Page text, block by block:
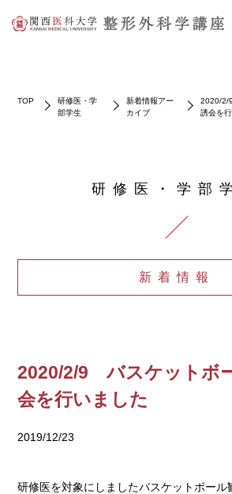
TOP
研修医・学
部学生
新着情報アー
カイブ
2020/2/
誘会を
研修医・学部
新着情報
2020/2/9 バスケットボ
会を行いました
2019/12/23
研修医を対象にしましたバスケットボール